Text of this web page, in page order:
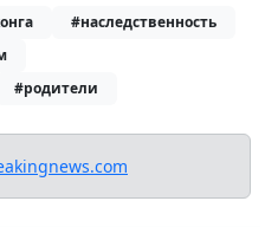
#наследственность
#родители